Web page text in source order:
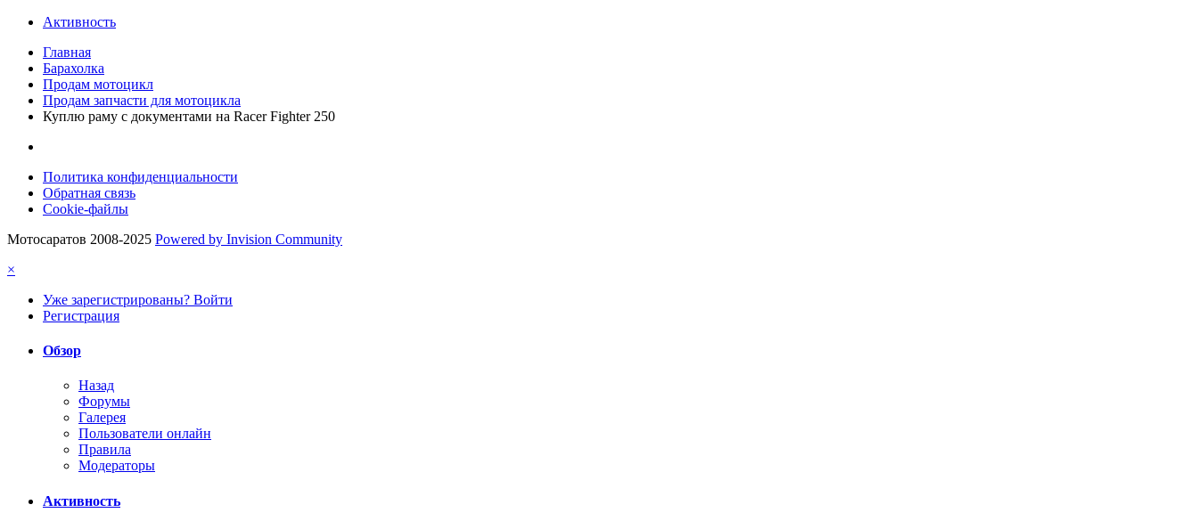
Активность
Главная
Барахолка
Продам мотоцикл
Продам запчасти для мотоцикла
Куплю раму с документами на Racer Fighter 250
Политика конфиденциальности
Обратная связь
Cookie-файлы
Мотосаратов 2008-2025 Powered by Invision Community
×
Уже зарегистрированы? Войти
Регистрация
Обзор
Назад
Форумы
Галерея
Пользователи онлайн
Правила
Модераторы
Активность